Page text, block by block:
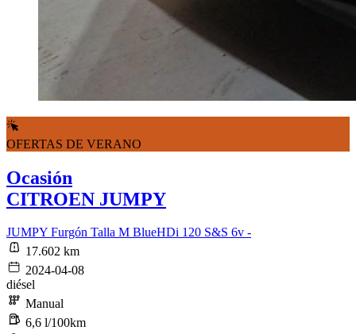
OFERTAS DE VERANO
Ocasión
CITROEN JUMPY
JUMPY Furgón Talla M BlueHDi 120 S&S 6v -
17.602 km
2024-04-08
diésel
Manual
6,6 l/100km